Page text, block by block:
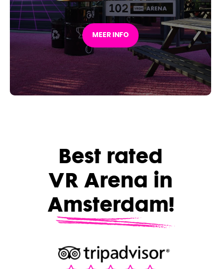
MEER INFO
Best rated
VR Arena in
Amsterdam!